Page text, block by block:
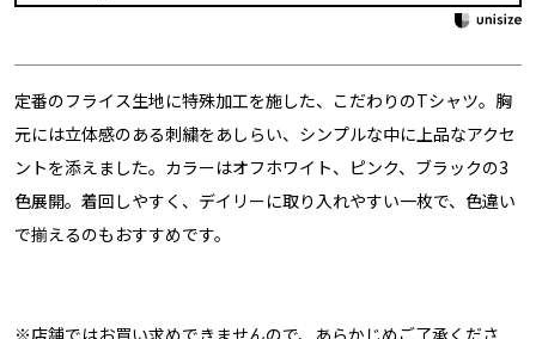
定番のフライス生地に特殊加工を施した、こだわりのTシャツ。胸
元には立体感のある刺繍をあしらい、シンプルな中に上品なアクセ
ントを添えました。カラーはオフホワイト、ピンク、ブラックの3
色展開。着回しやすく、デイリーに取り入れやすい一枚で、色違い
で揃えるのもおすすめです。
※店舗ではお買い求めできませんので、あらかじめご了承くださ